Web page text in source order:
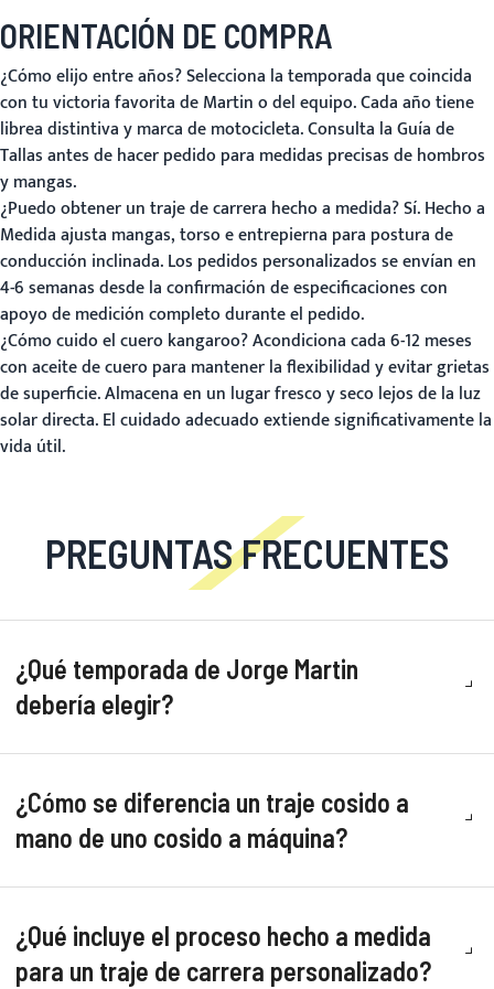
ORIENTACIÓN DE COMPRA
¿Cómo elijo entre años?Selecciona la temporada que coincida
con tu victoria favorita de Martin o del equipo. Cada año tiene
librea distintiva y marca de motocicleta. Consulta laGuía de
Tallasantes de hacer pedido para medidas precisas de hombros
y mangas.
¿Puedo obtener un traje de carrera hecho a medida?Sí.Hecho a
Medidaajusta mangas, torso e entrepierna para postura de
conducción inclinada. Los pedidos personalizados se envían en
4-6 semanas desde la confirmación de especificaciones con
apoyo de medición completo durante el pedido.
¿Cómo cuido el cuero kangaroo?Acondiciona cada 6-12 meses
con aceite de cuero para mantener la flexibilidad y evitar grietas
de superficie. Almacena en un lugar fresco y seco lejos de la luz
solar directa. El cuidado adecuado extiende significativamente la
vida útil.
PREGUNTAS FRECUENTES
¿Qué temporada de Jorge Martin
debería elegir?
¿Cómo se diferencia un traje cosido a
mano de uno cosido a máquina?
¿Qué incluye el proceso hecho a medida
para un traje de carrera personalizado?